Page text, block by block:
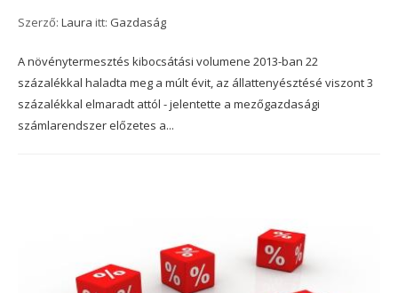
Szerző: Laura itt: Gazdaság
A növénytermesztés kibocsátási volumene 2013-ban 22
százalékkal haladta meg a múlt évit, az állattenyésztésé viszont 3
százalékkal elmaradt attól - jelentette a mezőgazdasági
számlarendszer előzetes a...